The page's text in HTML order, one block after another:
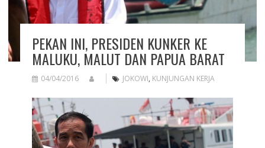
PEKAN INI, PRESIDEN KUNKER KE
MALUKU, MALUT DAN PAPUA BARAT
04/04/2016 JOKOWI, KUNJUNGAN KERJA